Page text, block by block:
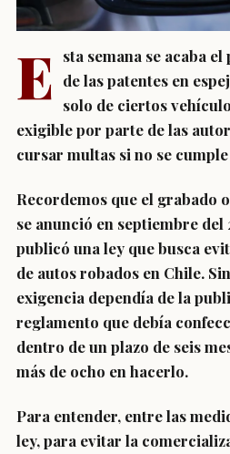
E sta semana se acaba
de las patentes en
solo de ciertos
exigible por parte de las
cursar multas si no se
Recordemos que el grabado
se anunció en septiembre del
publicó una ley que busca
de autos robados en Chile.
exigencia dependía de la
reglamento que debía
dentro de un plazo de seis
más de ocho en hacerlo.
Para entender, entre las
ley, para evitar la